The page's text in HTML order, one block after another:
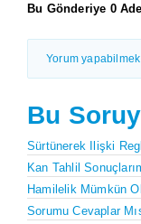
Bu Gönderiye 0
Yorum
Bu
Sürtünerek Ilişki
Kan Tahlil
Hamilelik Mümkün
Sorumu Cevaplar